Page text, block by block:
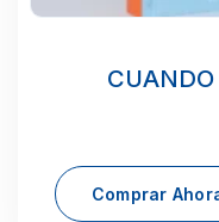
CUANDO
Comprar